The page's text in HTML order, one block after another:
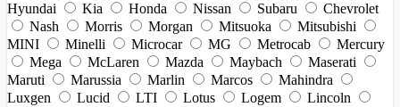
Hyundai
Kia Honda Nissan Subaru
Chevrolet
Nash
Morris Morgan Mitsuoka
Mitsubishi
MINI
Minelli Microcar MG Metrocab
Mercury
Mega
McLaren Mazda Maybach
Maserati
Maruti
Marussia Marlin Marcos
Mahindra
Luxgen
Lucid LTI Lotus Logem
Lincoln